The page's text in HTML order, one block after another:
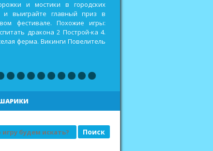
и мостики в городских
и выиграйте главный приз в
фестивале. Похожие игры:
дракона 2 Построй-ка 4.
ферма. Викинги Повелитель